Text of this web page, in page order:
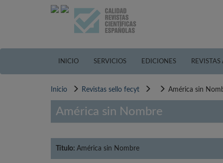
INICIO SERVICIOS EDICIONES
Inicio Revistas sello fecyt América sin
América sin Nombre
Título: América sin Nombre